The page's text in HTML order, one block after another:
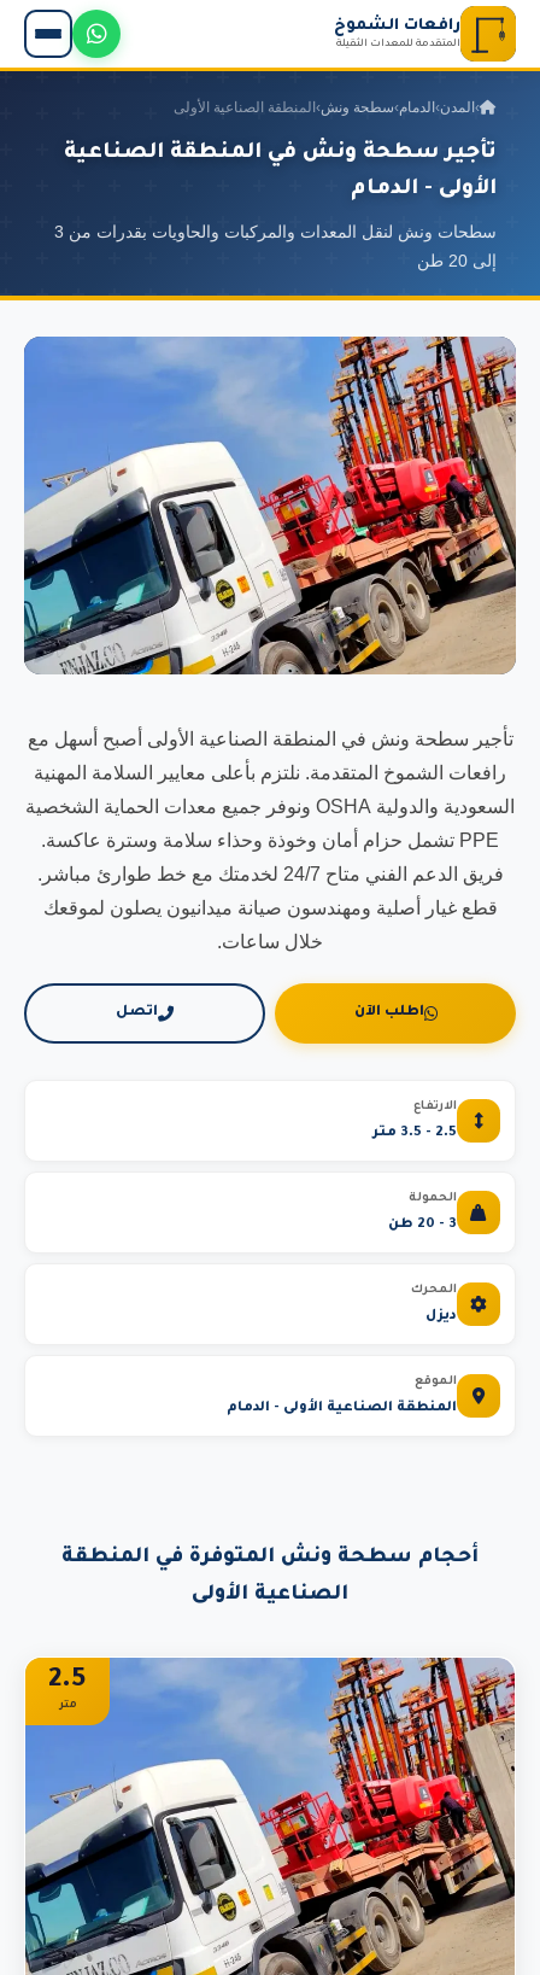
رافعات الشموخ
المتقدمة للمعدات الثقيلة
› المدن› الدمام›سطحة ونش› المنطقة الصناعية الأولى
تأجير سطحة ونش في المنطقة الصناعية
الأولى - الدمام
سطحات ونش لنقل المعدات والمركبات والحاويات بقدرات من 3
إلى 20 طن
تأجير سطحة ونش في المنطقة الصناعية الأولى أصبح أسهل مع
رافعات الشموخ المتقدمة. نلتزم بأعلى معايير السلامة المهنية
السعودية والدولية OSHA ونوفر جميع معدات الحماية الشخصية
PPE تشمل حزام أمان وخوذة وحذاء سلامة وسترة عاكسة.
فريق الدعم الفني متاح 24/7 لخدمتك مع خط طوارئ مباشر.
قطع غيار أصلية ومهندسون صيانة ميدانيون يصلون لموقعك
خلال ساعات.
اطلب الآن اتصل
الارتفاع
2.5 - 3.5 متر
الحمولة
3 - 20 طن
المحرك
ديزل
الموقع
المنطقة الصناعية الأولى - الدمام
أحجام سطحة ونش المتوفرة في المنطقة
الصناعية الأولى
2.5
متر